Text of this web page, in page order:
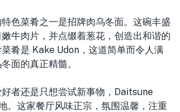
色菜肴之一是招牌肉乌冬面。这碗丰盛
牛肉片，并点缀着葱花，创造出和谐的
肴是 Kake Udon，这道简单而令人满
面的真正精髓。
者还是只想尝试新事物，Daitsune
。这家餐厅风味正宗，氛围温馨，注重